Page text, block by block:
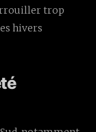
trop
hivers